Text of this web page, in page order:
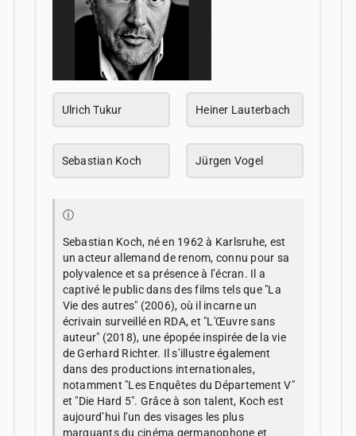
Ulrich Tukur Heiner Lauterbach
Sebastian Koch Jürgen Vogel
ⓘ
Sebastian Koch, né en 1962 à Karlsruhe, est
un acteur allemand de renom, connu pour sa
polyvalence et sa présence à l’écran. Il a
captivé le public dans des films tels que "La
Vie des autres" (2006), où il incarne un
écrivain surveillé en RDA, et "L'Œuvre sans
auteur" (2018), une épopée inspirée de la vie
de Gerhard Richter. Il s’illustre également
dans des productions internationales,
notamment "Les Enquêtes du Département V"
et "Die Hard 5". Grâce à son talent, Koch est
aujourd’hui l’un des visages les plus
marquants du cinéma germanophone et